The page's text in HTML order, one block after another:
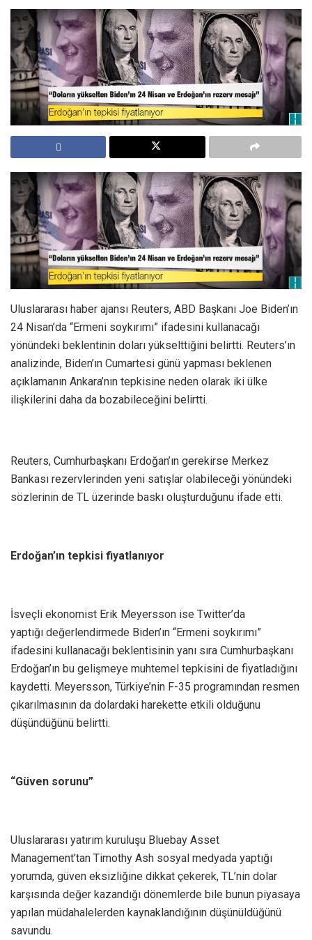
Uluslararası haber ajansı Reuters, ABD Başkanı Joe Biden’ın
24 Nisan’da “Ermeni soykırımı” ifadesini kullanacağı
yönündeki beklentinin doları yükselttiğini belirtti. Reuters’ın
analizinde, Biden’ın Cumartesi günü yapması beklenen
açıklamanın Ankara’nın tepkisine neden olarak iki ülke
ilişkilerini daha da bozabileceğini belirtti.
Reuters, Cumhurbaşkanı Erdoğan’ın gerekirse Merkez
Bankası rezervlerinden yeni satışlar olabileceği yönündeki
sözlerinin de TL üzerinde baskı oluşturduğunu ifade etti.
Erdoğan’ın tepkisi fiyatlanıyor
İsveçli ekonomist Erik Meyersson ise Twitter’da
yaptığı değerlendirmede Biden’ın “Ermeni soykırımı”
ifadesini kullanacağı beklentisinin yanı sıra Cumhurbaşkanı
Erdoğan’ın bu gelişmeye muhtemel tepkisini de fiyatladığını
kaydetti. Meyersson, Türkiye’nin F-35 programından resmen
çıkarılmasının da dolardaki harekette etkili olduğunu
düşündüğünü belirtti.
“Güven sorunu”
Uluslararası yatırım kuruluşu Bluebay Asset
Management’tan Timothy Ash sosyal medyada yaptığı
yorumda, güven eksizliğine dikkat çekerek, TL’nin dolar
karşısında değer kazandığı dönemlerde bile bunun piyasaya
yapılan müdahalelerden kaynaklandığının düşünüldüğünü
savundu.